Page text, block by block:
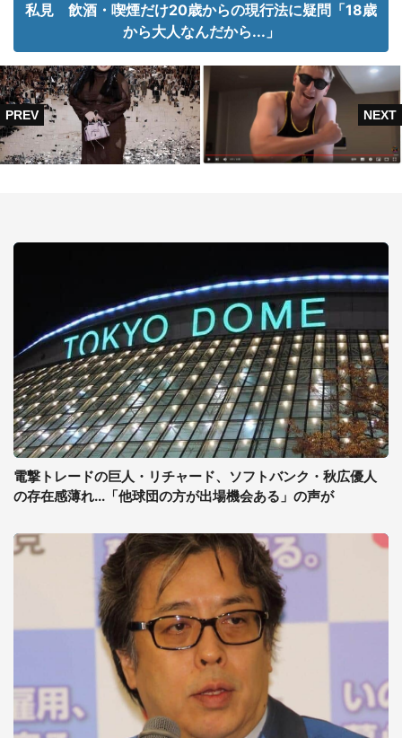
私見 飲酒・喫煙だけ20歳からの現行法に疑問「18歳
から大人なんだから...」
電撃トレードの巨人・リチャード、ソフトバンク・秋広優人
の存在感薄れ...「他球団の方が出場機会ある」の声が